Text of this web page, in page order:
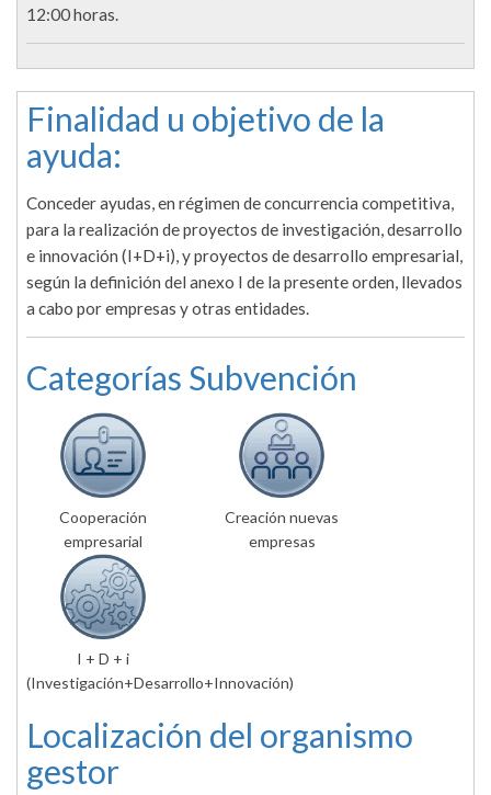
12:00 horas.
Finalidad u objetivo de la
ayuda:
Conceder ayudas, en régimen de concurrencia competitiva,
para la realización de proyectos de investigación, desarrollo
e innovación (I+D+i), y proyectos de desarrollo empresarial,
según la definición del anexo I de la presente orden, llevados
a cabo por empresas y otras entidades.
Categorías Subvención
Cooperación
empresarial
Creación nuevas
empresas
I + D + i
(Investigación+Desarrollo+Innovación)
Localización del organismo
gestor